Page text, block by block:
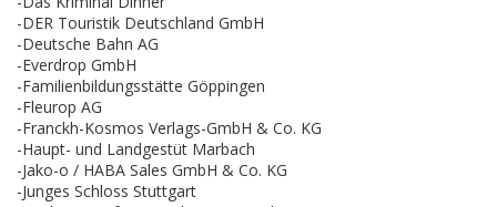
-DER Touristik Deutschland GmbH
-Deutsche Bahn AG
-Everdrop GmbH
-Familienbildungsstätte Göppingen
-Fleurop AG
-Franckh-Kosmos Verlags-GmbH & Co. KG
-Haupt- und Landgestüt Marbach
-Jako-o / HABA Sales GmbH & Co. KG
-Junges Schloss Stuttgart